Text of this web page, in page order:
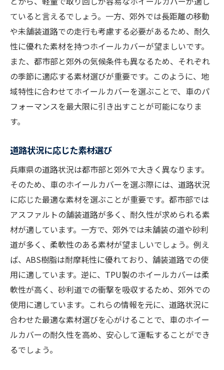
ていると言えるでしょう。一方、郊外では長距離の移動
や未舗装道路での走行も考慮する必要があるため、耐久
性に優れた素材を持つホイールカバーが望ましいです。
また、都市部と郊外の気候条件も異なるため、それぞれ
の季節に適応する素材選びが重要です。このように、地
域特性に合わせてホイールカバーを選ぶことで、車のパ
フォーマンスを最大限に引き出すことが可能になりま
す。
道路状況に応じた素材選び
兵庫県の道路状況は都市部と郊外で大きく異なります。
そのため、車のホイールカバーを選ぶ際には、道路状況
に応じた最適な素材を選ぶことが重要です。都市部では
アスファルトの舗装道路が多く、耐久性が求められる素
材が適しています。一方で、郊外では未舗装の道や砂利
道が多く、柔軟性のある素材が望ましいでしょう。例え
ば、ABS樹脂は耐摩耗性に優れており、舗装道路での使
用に適しています。逆に、TPU製のホイールカバーは柔
軟性が高く、砂利道での衝撃を吸収するため、郊外での
使用に適しています。これらの情報を元に、道路状況に
合わせた最適な素材選びを心がけることで、車のホイー
ルカバーの耐久性を高め、安心して運転することができ
るでしょう。